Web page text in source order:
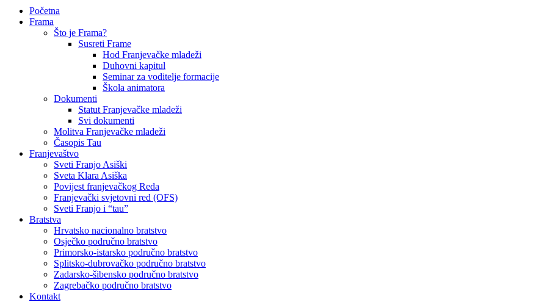
Početna
Frama
Što je Frama?
Susreti Frame
Hod Franjevačke mladeži
Duhovni kapitul
Seminar za voditelje formacije
Škola animatora
Dokumenti
Statut Franjevačke mladeži
Svi dokumenti
Molitva Franjevačke mladeži
Časopis Tau
Franjevaštvo
Sveti Franjo Asiški
Sveta Klara Asiška
Povijest franjevačkog Reda
Franjevački svjetovni red (OFS)
Sveti Franjo i “tau”
Bratstva
Hrvatsko nacionalno bratstvo
Osječko područno bratstvo
Primorsko-istarsko područno bratstvo
Splitsko-dubrovačko područno bratstvo
Zadarsko-šibensko područno bratstvo
Zagrebačko područno bratstvo
Kontakt